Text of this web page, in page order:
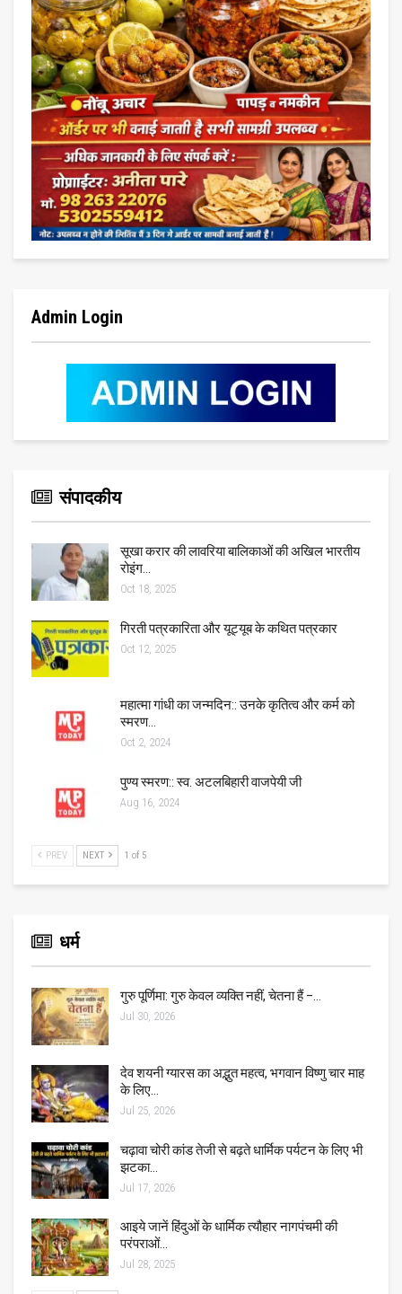
Admin Login
संपादकीय
सूखा करार की लावरिया बालिकाओं की अखिल भारतीय
रोइंग…
Oct 18, 2025
गिरती पत्रकारिता और यूट्यूब के कथित पत्रकार
Oct 12, 2025
महात्मा गांधी का जन्मदिन:: उनके कृतित्व और कर्म को
स्मरण…
Oct 2, 2024
पुण्य स्मरण:: स्व. अटलबिहारी वाजपेयी जी
Aug 16, 2024
PREV NEXT 1 of 5
धर्म
गुरु पूर्णिमा: गुरु केवल व्यक्ति नहीं, चेतना हैं –…
Jul 30, 2026
देव शयनी ग्यारस का अद्भुत महत्व, भगवान विष्णु चार माह
के लिए…
Jul 25, 2026
चढ़ावा चोरी कांड तेजी से बढ़ते धार्मिक पर्यटन के लिए भी
झटका…
Jul 17, 2026
आइये जानें हिंदुओं के धार्मिक त्यौहार नागपंचमी की
परंपराओं…
Jul 28, 2025